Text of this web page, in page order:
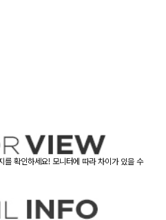
를 확인하세요! 모니터에 따라 차이가 있을 수